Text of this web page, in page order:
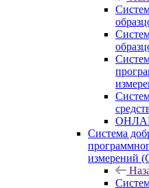
Система
измерений